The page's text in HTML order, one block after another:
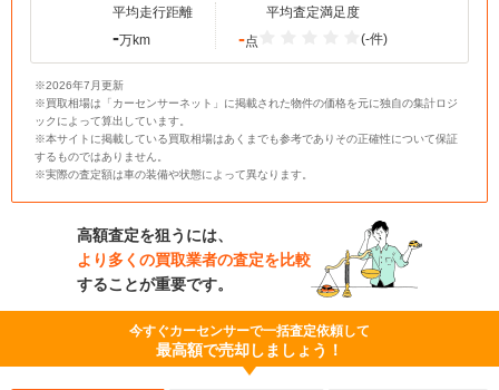
平均走行距離
-万km
平均査定満足度
-点 (-件)
※2026年7月更新
※買取相場は「カーセンサーネット」に掲載された物件の価格を元に独自の集計ロジ
ックによって算出しています。
※本サイトに掲載している買取相場はあくまでも参考でありその正確性について保証
するものではありません。
※実際の査定額は車の装備や状態によって異なります。
高額査定を狙うには、
より多くの買取業者の査定を比較
することが重要です。
今すぐカーセンサーで一括査定依頼して
最高額で売却しましょう！